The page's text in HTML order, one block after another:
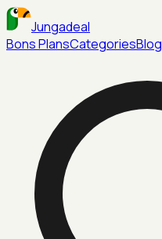
Jungadeal
Bons PlansCategoriesBlog